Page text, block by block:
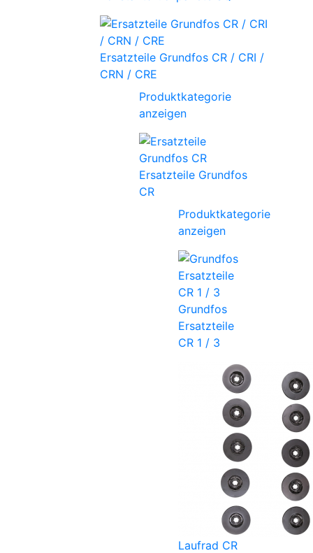
Ersatzteile Grundfos CR / CRI /
CRN / CRE
Produktkategorie
anzeigen
Ersatzteile Grundfos
CR
Produktkategorie
anzeigen
Grundfos
Ersatzteile
CR 1 / 3
Laufrad CR